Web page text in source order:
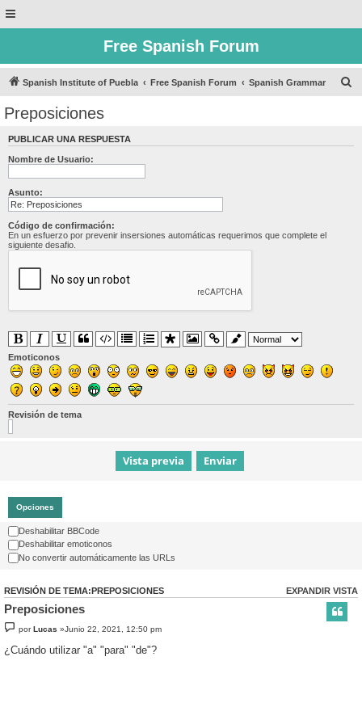
Free Spanish Forum
Spanish Institute of Puebla Free Spanish Forum Spanish Grammar
Preposiciones
PUBLICAR UNA RESPUESTA
Nombre de Usuario:
Asunto:
Código de confirmación:
En un esfuerzo por prevenir insersiones automáticas requerimos que complete el
siguiente desafio.
Emoticonos
Revisión de tema
Opciones
Deshabilitar BBCode
Deshabilitar emoticonos
No convertir automáticamente las URLs
EXPANDIR VISTA
REVISIÓN DE TEMA:PREPOSICIONES
Preposiciones
porLucas »Junio 22, 2021, 12:50 pm
¿Cuándo utilizar "a" "para" "de"?